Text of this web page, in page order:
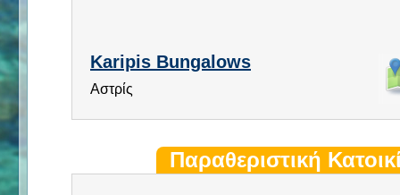
Karipis Bungalows
Αστρίς
Παραθεριστική